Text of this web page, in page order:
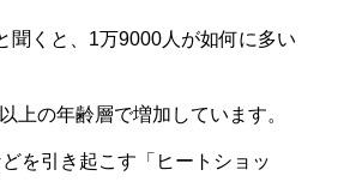
聞くと、1万9000人が如何に多い
上の年齢層で増加しています。
を引き起こす「ヒートショッ